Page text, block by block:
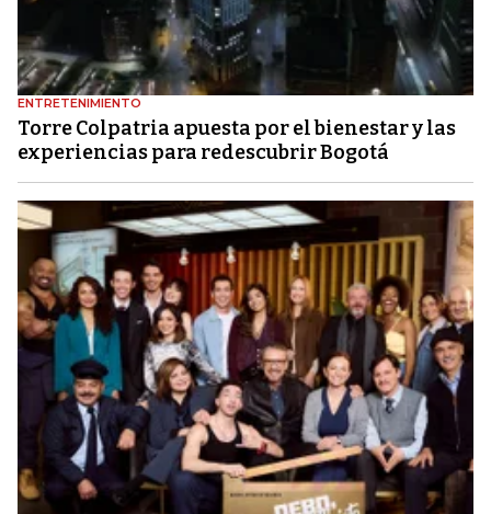
ENTRETENIMIENTO
Torre Colpatria apuesta por el bienestar y las
experiencias para redescubrir Bogotá